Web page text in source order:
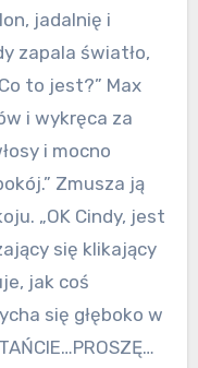
jadalnię i
zapala światło,
to jest?” Max
i wykręca za
i mocno
Zmusza ją
„OK Cindy, jest
się klikający
jak coś
się głęboko w